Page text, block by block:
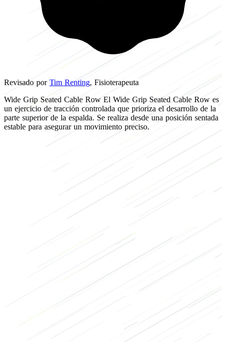
Revisado por Tim Renting, Fisioterapeuta
Wide Grip Seated Cable Row El Wide Grip Seated Cable Row es
un ejercicio de tracción controlada que prioriza el desarrollo de la
parte superior de la espalda. Se realiza desde una posición sentada
estable para asegurar un movimiento preciso.